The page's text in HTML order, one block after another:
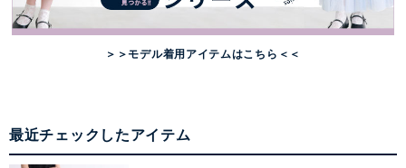
＞＞モデル着用アイテムはこちら＜＜
最近チェックしたアイテム